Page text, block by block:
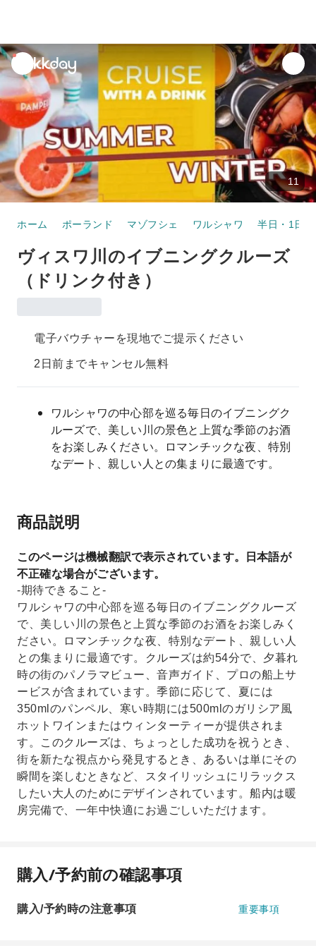
unread
notifications
11
ホーム ポーランド マゾフシェ ワルシャワ 半日・1日
ヴィスワ川のイブニングクルーズ
（ドリンク付き）
電子バウチャーを現地でご提示ください
2日前までキャンセル無料
ワルシャワの中心部を巡る毎日のイブニングク
ルーズで、美しい川の景色と上質な季節のお酒
をお楽しみください。ロマンチックな夜、特別
なデート、親しい人との集まりに最適です。
商品説明
このページは機械翻訳で表示されています。日本語が
不正確な場合がございます。
-期待できること-
ワルシャワの中心部を巡る毎日のイブニングクルーズ
で、美しい川の景色と上質な季節のお酒をお楽しみく
ださい。ロマンチックな夜、特別なデート、親しい人
との集まりに最適です。クルーズは約54分で、夕暮れ
時の街のパノラマビュー、音声ガイド、プロの船上サ
ービスが含まれています。季節に応じて、夏には
350mlのパンペル、寒い時期には500mlのガリシア風
ホットワインまたはウィンターティーが提供されま
す。このクルーズは、ちょっとした成功を祝うとき、
街を新たな視点から発見するとき、あるいは単にその
瞬間を楽しむときなど、スタイリッシュにリラックス
したい大人のためにデザインされています。船内は暖
房完備で、一年中快適にお過ごしいただけます。
購入/予約前の確認事項
購入/予約時の注意事項 重要事項